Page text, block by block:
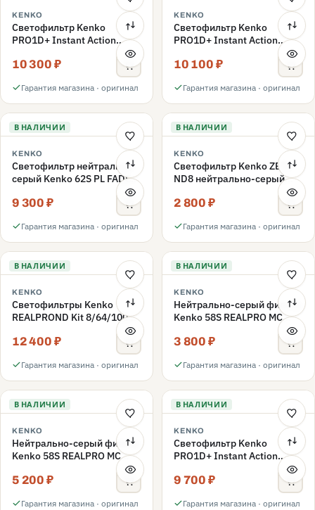
KENKO
Светофильтр Kenko
PRO1D+ Instant Action
Variable NDX3-450+C-PLS
переменной плотности
10 300 ₽
Гарантия магазина · оригинал
KENKO
Светофильтр Kenko
PRO1D+ Instant Action
Variable NDX3-450+C-PL
переменной плотности
10 100 ₽
Гарантия магазина · оригинал
В НАЛИЧИИ
KENKO
Светофильтр нейтрально-
серый Kenko 62S PL FADER
с переменной плотностью
ND3-ND400 62mm
9 300 ₽
Гарантия магазина · оригинал
В НАЛИЧИИ
KENKO
Светофильтр Kenko ZETA
ND8 нейтрально-серый
2 800 ₽
Гарантия магазина · оригинал
В НАЛИЧИИ
KENKO
Светофильтры Kenko
REALPROND Kit 8/64/1000
12 400 ₽
Гарантия магазина · оригинал
В НАЛИЧИИ
KENKO
Нейтрально-серый фильтр
Kenko 58S REALPRO MC
3 800 ₽
Гарантия магазина · оригинал
В НАЛИЧИИ
KENKO
Нейтрально-серый фильтр
Kenko 58S REALPRO MC
5 200 ₽
Гарантия магазина · оригинал
В НАЛИЧИИ
KENKO
Светофильтр Kenko
PRO1D+ Instant Action
Variable NDX3-450+C-PLS
переменной плотности
9 700 ₽
Гарантия магазина · оригинал